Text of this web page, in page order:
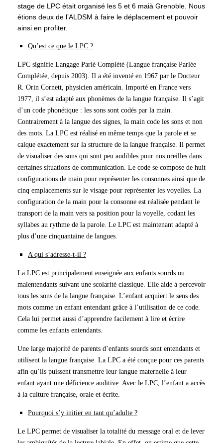
stage de LPC était organisé les 5 et 6 maià Grenoble. Nous
étions deux de l’ALDSM à faire le déplacement et pouvoir
ainsi en profiter.
Qu’est ce que le LPC ?
LPC signifie Langage Parlé Complété (Langue française Parlée
Complétée, depuis 2003). Il a été inventé en 1967 par le Docteur
R. Orin Cornett, physicien américain. Importé en France vers
1977, il s’est adapté aux phonèmes de la langue française. Il s’agit
d’un code phonétique : les sons sont codés par la main.
Contrairement à la langue des signes, la main code les sons et non
des mots. La LPC est réalisé en même temps que la parole et se
calque exactement sur la structure de la langue française. Il permet
de visualiser des sons qui sont peu audibles pour nos oreilles dans
certaines situations de communication. Le code se compose de huit
configurations de main pour représenter les consonnes ainsi que de
cinq emplacements sur le visage pour représenter les voyelles. La
configuration de la main pour la consonne est réalisée pendant le
transport de la main vers sa position pour la voyelle, codant les
syllabes au rythme de la parole. Le LPC est maintenant adapté à
plus d’une cinquantaine de langues.
A qui s’adresse-t-il ?
La LPC est principalement enseignée aux enfants sourds ou
malentendants suivant une scolarité classique. Elle aide à percevoir
tous les sons de la langue française. L’enfant acquiert le sens des
mots comme un enfant entendant grâce à l’utilisation de ce code.
Cela lui permet aussi d’apprendre facilement à lire et écrire
comme les enfants entendants.
Une large majorité de parents d’enfants sourds sont entendants et
utilisent la langue française. La LPC a été conçue pour ces parents
afin qu’ils puissent transmettre leur langue maternelle à leur
enfant ayant une déficience auditive. Avec le LPC, l’enfant a accès
à la culture française, orale et écrite.
Pourquoi s’y initier en tant qu’adulte ?
Le LPC permet de visualiser la totalité du message oral et de lever